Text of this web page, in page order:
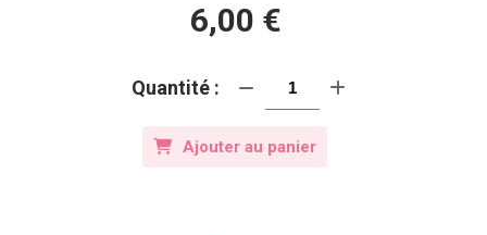
6,00 €
Quantité :
Ajouter au panier